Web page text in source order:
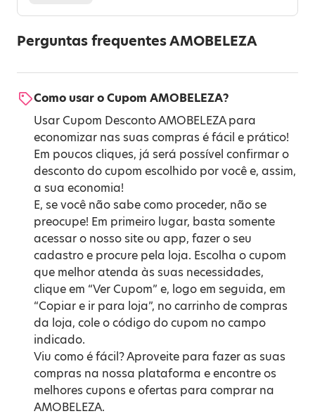
Perguntas frequentes AMOBELEZA
Como usar o Cupom AMOBELEZA?
Usar Cupom Desconto AMOBELEZA para
economizar nas suas compras é fácil e prático!
Em poucos cliques, já será possível confirmar o
desconto do cupom escolhido por você e, assim,
a sua economia!
E, se você não sabe como proceder, não se
preocupe! Em primeiro lugar, basta somente
acessar o nosso site ou app, fazer o seu
cadastro e procure pela loja. Escolha o cupom
que melhor atenda às suas necessidades,
clique em “Ver Cupom” e, logo em seguida, em
“Copiar e ir para loja”, no carrinho de compras
da loja, cole o código do cupom no campo
indicado.
Viu como é fácil? Aproveite para fazer as suas
compras na nossa plataforma e encontre os
melhores cupons e ofertas para comprar na
AMOBELEZA.